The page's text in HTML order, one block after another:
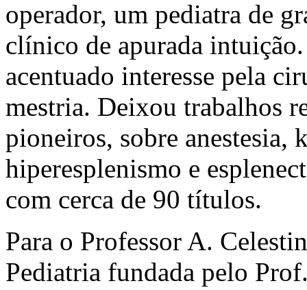
operador, um pediatra de
clínico de apurada
acentuado interesse pela
mestria. Deixou trabalhos
pioneiros, sobre anestesia,
hiperesplenismo e
com cerca de 90 títulos.
Para o Professor A.
Pediatria fundada pelo